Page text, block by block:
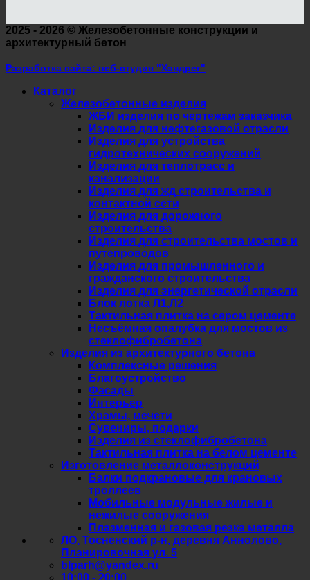
2025 - 2026 © Железобетонные конструкции и
архитектурный бетон
Разработка сайта: веб-студия "Хэндрег"
Каталог
Железобетонные изделия
ЖБИ изделия по чертежам заказчика
Изделия для нефтегазовой отрасли
Изделия для устройства
гидротехнических сооружений
Изделия для теплотрасс и
канализации
Изделия для жд строительства и
контактной сети
Изделия для дорожного
строительства
Изделия для строительства мостов и
путепроводов
Изделия для промышленного и
гражданского строительства
Изделия для энергетической отрасли
Блок лотка Л1,Л2
Тактильная плитка на сером цементе
Несъёмная опалубка для мостов из
стеклофибробетона
Изделия из архитектурного бетона
Комплексные решения
Благоустройство
Фасады
Интерьер
Храмы, мечети
Сувениры, подарки
Изделия из стеклофибробетона
Тактильная плитка на белом цементе
Изготовление металлоконструкций
Балки подкрановые для крановых
троллеев
Мобильные модульные жилые и
нежилые сооружения
Плазменная и газовая резка металла
ЛО, Тосненский р-н, деревня Аннолово,
Планировочная ул. 5
blparh@yandex.ru